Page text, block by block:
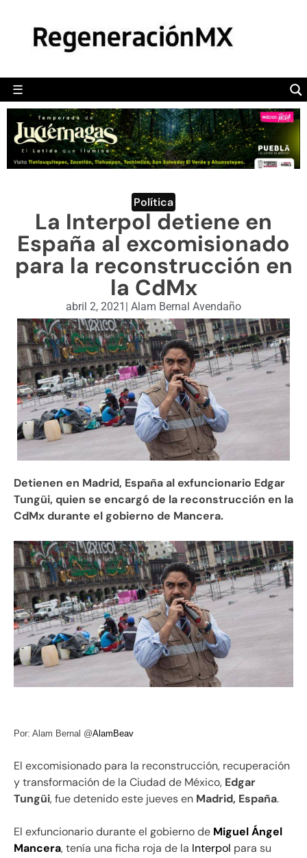
☰
POLÍTICA
CAMALEÓN
OPINIÓN
DEPORTES
ENGLISH SECTION
VIDEOS
Política
La Interpol detiene en
España al excomisionado
para la reconstrucción en
la CdMx
abril 2, 2021 | Alam Bernal Avendaño
Detienen en Madrid, España al exfuncionario Edgar
Tungüi, quien se encargó de la reconstrucción en la
CdMx durante el gobierno de Mancera.
Por: Alam Bernal @AlamBeav
El excomisionado para la reconstrucción, recuperación
y transformación de la Ciudad de México, Edgar
Tungüi, fue detenido este jueves en Madrid, España.
El exfuncionario durante el gobierno de Miguel Ángel
Mancera, tenía una ficha roja de la Interpol para su